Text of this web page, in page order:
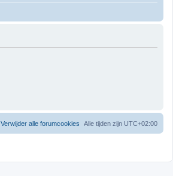
Alle tijden zijn UTC+02:00
Verwijder alle forumcookies